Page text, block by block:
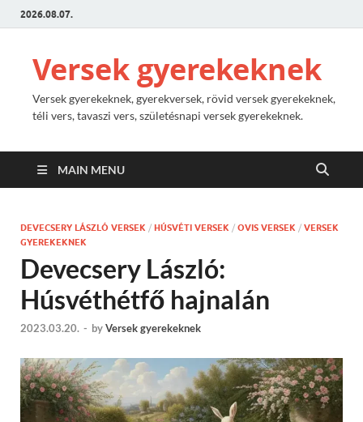
2026.08.07.
Versek gyerekeknek
Versek gyerekeknek, gyerekversek, rövid versek gyerekeknek,
téli vers, tavaszi vers, születésnapi versek gyerekeknek.
MAIN MENU
DEVECSERY LÁSZLÓ VERSEK / HÚSVÉTI VERSEK / OVIS VERSEK / VERSEK
GYEREKEKNEK
Devecsery László:
Húsvéthétfő hajnalán
2023.03.20. - byVersek gyerekeknek